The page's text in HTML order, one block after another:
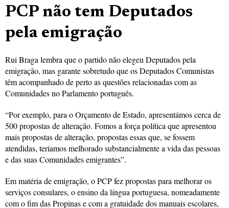
PCP não tem Deputados
pela emigração
Rui Braga lembra que o partido não elegeu Deputados pela
emigração, mas garante sobretudo que os Deputados Comunistas
têm acompanhado de perto as questões relacionadas com as
Comunidades no Parlamento português.
“Por exemplo, para o Orçamento de Estado, apresentámos cerca de
500 propostas de alteração. Fomos a força política que apresentou
mais propostas de alteração, propostas essas que, se fossem
atendidas, teríamos melhorado substancialmente a vida das pessoas
e das suas Comunidades emigrantes”.
Em matéria de emigração, o PCP fez propostas para melhorar os
serviços consulares, o ensino da língua portuguesa, nomeadamente
com o fim das Propinas e com a gratuidade dos manuais escolares,